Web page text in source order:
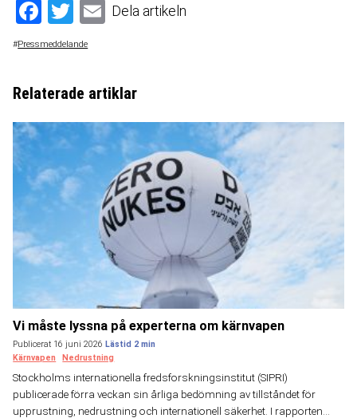
Facebook
TwitterEmail
Dela artikeln
#Pressmeddelande
Relaterade artiklar
Vi måste lyssna på experterna om kärnvapen
Publicerat 16 juni 2026
Kärnvapen
Nedrustning
Stockholms internationella fredsforskningsinstitut (SIPRI)
publicerade förra veckan sin årliga bedömning av tillståndet för
upprustning, nedrustning och internationell säkerhet. I rapporten...